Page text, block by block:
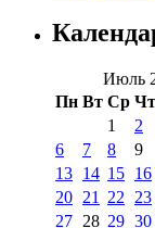
Июль
Пн Вт Ср Чт
1
2
6
7 8 9
13 14 15 16
20 21 22 23
27 28 29 30